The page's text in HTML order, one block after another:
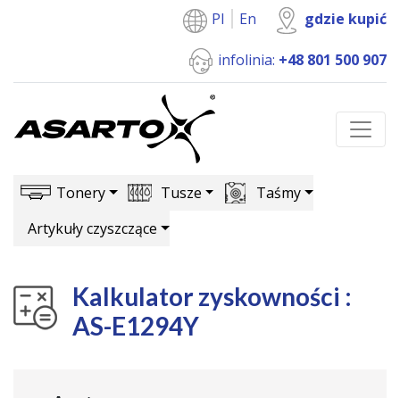
Pl En gdzie kupić
infolinia: +48 801 500 907
Tonery Tusze
Taśmy
Artykuły czyszczące
Kalkulator zyskowności :
AS-E1294Y